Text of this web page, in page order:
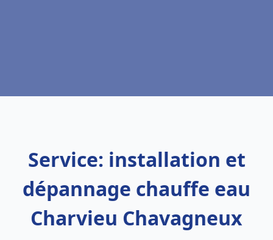
Service: installation et
dépannage chauffe eau
Charvieu Chavagneux